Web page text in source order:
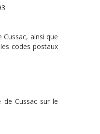
Cussac, ainsi que
codes postaux
Cussac sur le